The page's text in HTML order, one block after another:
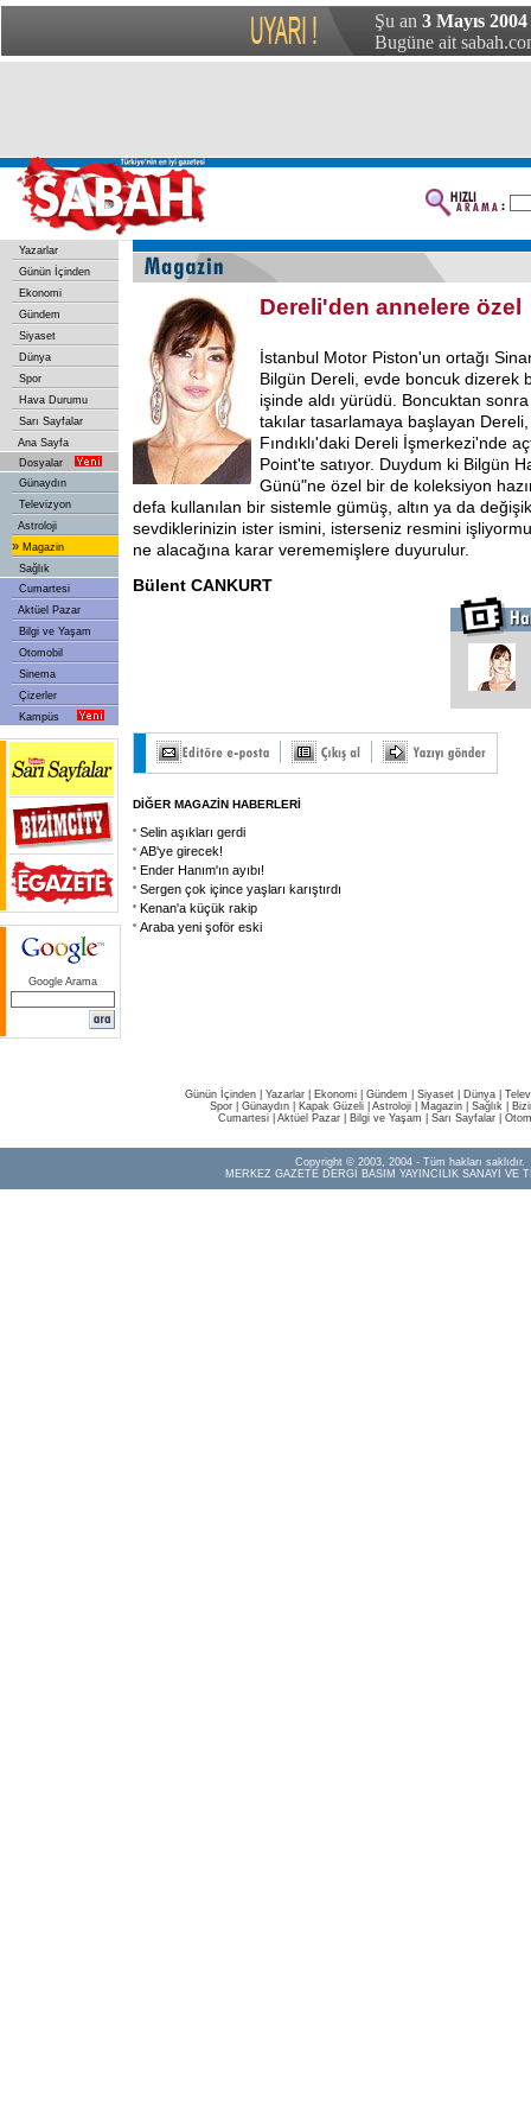
Şu an 3 Mayıs
Bugüne ait
Yazarlar
Günün İçinden
Ekonomi
Gündem
Siyaset
Dünya
Spor
Hava Durumu
Sarı Sayfalar
Ana Sayfa
Dosyalar
Günaydın
Televizyon
Astroloji
» Magazin
Sağlık
Cumartesi
Aktüel Pazar
Bilgi ve Yaşam
Otomobil
Sinema
Çizerler
Kampüs
Google Arama
Dereli'den annelere özel
İstanbul Motor Piston'un ortağı
Bilgün Dereli, evde boncuk dizerek
işinde aldı yürüdü. Boncuktan sonra
takılar tasarlamaya başlayan Dereli,
Fındıklı'daki Dereli İşmerkezi'nde
Point'te satıyor. Duydum ki Bilgün
Günü"ne özel bir de koleksiyon
defa kullanılan bir sistemle gümüş, altın ya da
sevdiklerinizin ister ismini, isterseniz resmini
ne alacağına karar verememişlere duyurulur.
Bülent CANKURT
DİĞER MAGAZİN HABERLERİ
Selin aşıkları gerdi
AB'ye girecek!
Ender Hanım'ın ayıbı!
Sergen çok içince yaşları karıştırdı
Kenan'a küçük rakip
Araba yeni şoför eski
Günün İçinden Yazarlar Ekonomi Gündem Siyaset Dünya |
Spor
Günaydın Kapak Güzeli Astroloji Magazin Sağlık
Cumartesi
Aktüel Pazar Bilgi ve Yaşam Sarı Sayfalar
Copyright © 2003, 2004 - Tüm hakları saklıdır.
MERKEZ GAZETE DERGİ BASIM YAYINCILIK SANAYİ VE